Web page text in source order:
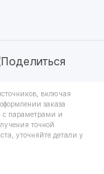
Поделиться
включая
заказа
с параметрами и
точной
уточняйте детали у